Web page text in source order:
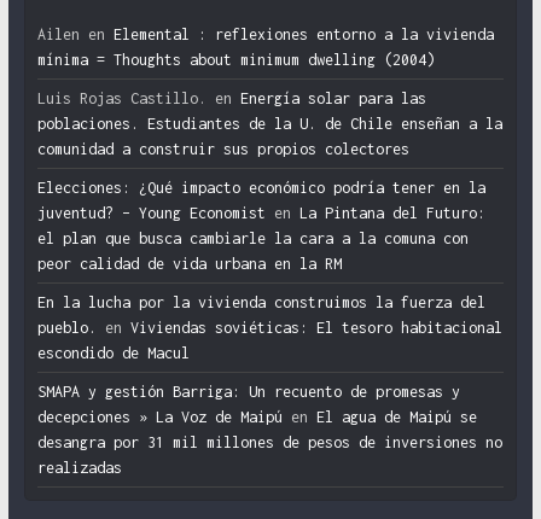
Ailen en Elemental : reflexiones entorno a la vivienda
mínima = Thoughts about minimum dwelling (2004)
Luis Rojas Castillo. en Energía solar para las
poblaciones. Estudiantes de la U. de Chile enseñan a la
comunidad a construir sus propios colectores
Elecciones: ¿Qué impacto económico podría tener en la
juventud? – Young Economist en La Pintana del Futuro:
el plan que busca cambiarle la cara a la comuna con
peor calidad de vida urbana en la RM
En la lucha por la vivienda construimos la fuerza del
pueblo.
en Viviendas soviéticas: El tesoro habitacional
escondido de Macul
SMAPA y gestión Barriga: Un recuento de promesas y
decepciones » La Voz de Maipú en El agua de Maipú se
desangra por 31 mil millones de pesos de inversiones no
realizadas